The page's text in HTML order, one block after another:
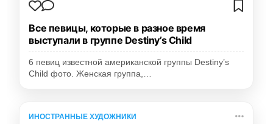
Все певицы, которые в разное время
выступали в группе Destiny’s Child
6 певиц известной американской группы Destiny’s
Child фото. Женская группа,…
ИНОСТРАННЫЕ ХУДОЖНИКИ